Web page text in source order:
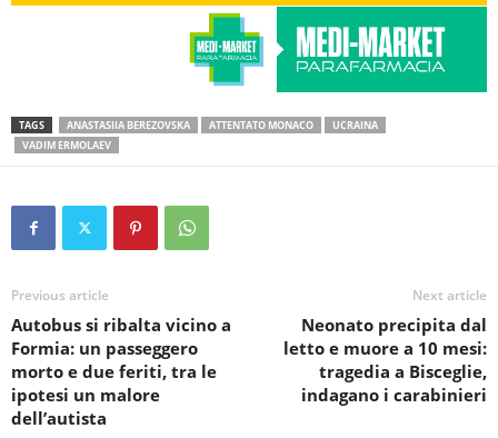
TAGS ANASTASIIA BEREZOVSKA ATTENTATO MONACO
UCRAINA
VADIM ERMOLAEV
Previous article
Autobus si ribalta vicino a
Formia: un passeggero
morto e due feriti, tra le
ipotesi un malore
dell’autista
Next article
Neonato precipita dal
letto e muore a 10 mesi:
tragedia a Bisceglie,
indagano i carabinieri